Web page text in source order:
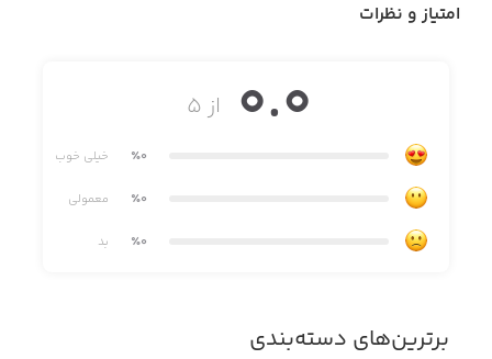
هوشمند اماکن آریوسیس را تهیه کرده باشید.
امتیاز و نظرات
از ۵ 0.0
٪0 خیلی خوب
٪0 معمولی
٪0 بد
برترین‌های دسته‌بندی